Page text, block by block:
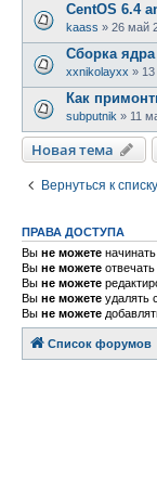
CentOS 6.4
kaass » 26 май
Сборка ядра
xxnikolayxx »
Как
subputnik » 11
Новая тема
Вернуться к
ПРАВА ДОСТУПА
Вы не можете
Вы не можете
Вы не можете
Вы не можете удалять
Вы не можете
Список форумов